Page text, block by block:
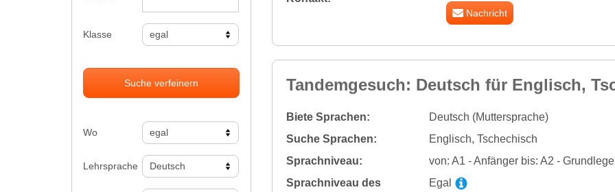
Klasse
Suche verfeinern
Wo
Lehrsprache
Nachricht
Tandemgesuch: Deutsch für Englisch,
Biete Sprachen:
Deutsch (Muttersprache)
Suche Sprachen:
Englisch, Tschechisch
Sprachniveau:
von: A1 - Anfänger bis: A2 -
Sprachniveau des
Egal